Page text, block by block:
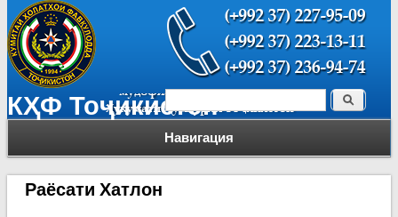
КҲФ Тоҷикистон
Навигация
Форма поиска Поиск
Раёсати Хатлон